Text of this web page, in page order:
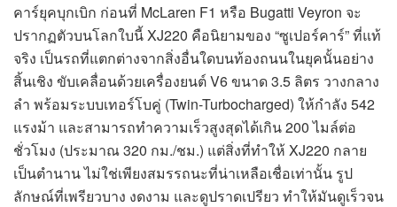
คาร์ยุคบุกเบิก ก่อนที่ McLaren F1 หรือ Bugatti Veyron จะ
ปรากฏตัวบนโลกใบนี้ XJ220 คือนิยามของ “ซูเปอร์คาร์” ที่แท้
จริง เป็นรถที่แตกต่างจากสิ่งอื่นใดบนท้องถนนในยุคนั้นอย่าง
สิ้นเชิง ขับเคลื่อนด้วยเครื่องยนต์ V6 ขนาด 3.5 ลิตร วางกลาง
ลำ พร้อมระบบเทอร์โบคู่ (Twin-Turbocharged) ให้กำลัง 542
แรงม้า และสามารถทำความเร็วสูงสุดได้เกิน 200 ไมล์ต่อ
ชั่วโมง (ประมาณ 320 กม./ชม.) แต่สิ่งที่ทำให้ XJ220 กลาย
เป็นตำนาน ไม่ใช่เพียงสมรรถนะที่น่าเหลือเชื่อเท่านั้น รูป
ลักษณ์ที่เพรียวบาง งดงาม และดูปราดเปรียว ทำให้มันดูเร็วจน